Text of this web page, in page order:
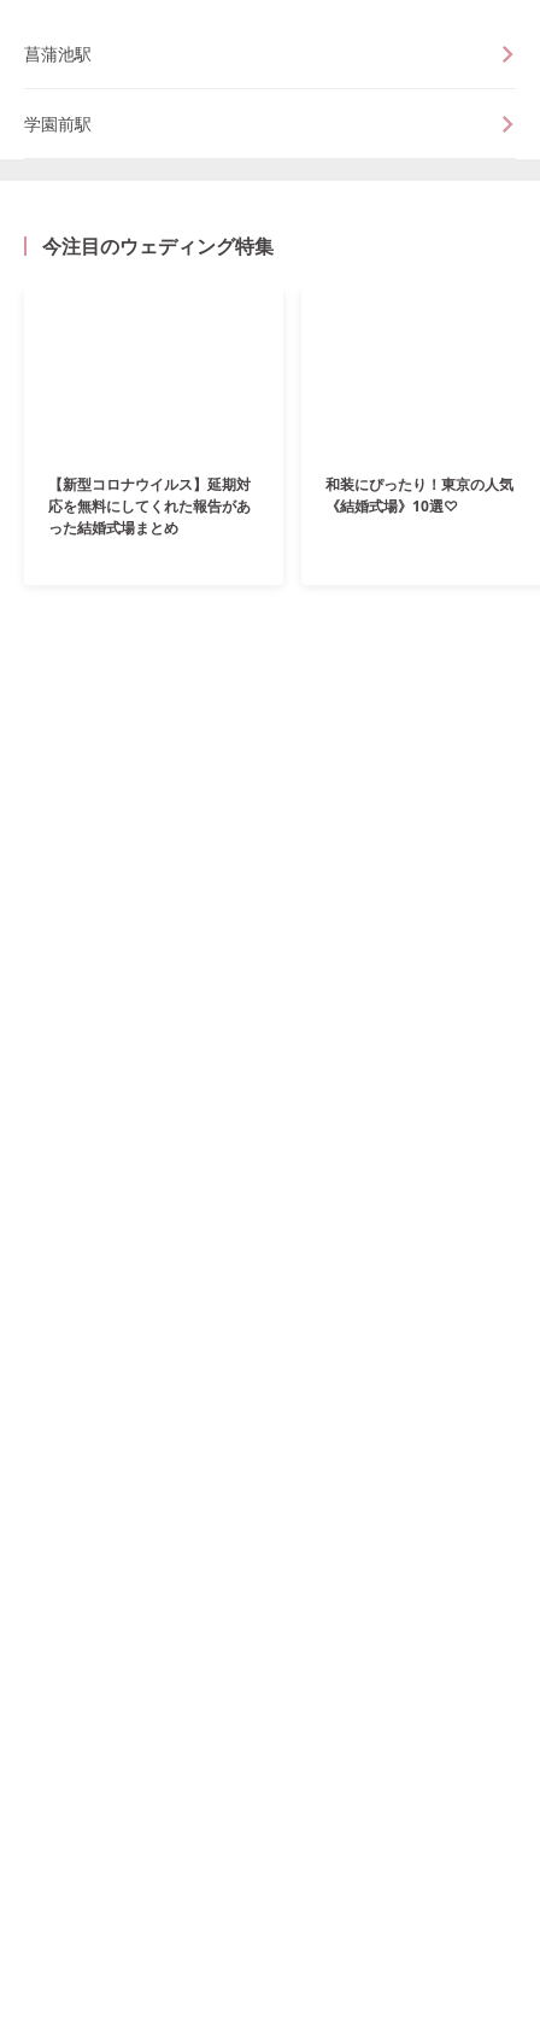
菖蒲池駅
学園前駅
今注目のウェディング特集
【新型コロナウイルス】延期対
応を無料にしてくれた報告があ
った結婚式場まとめ
和装にぴったり！東京の人気
《結婚式場》10選♡